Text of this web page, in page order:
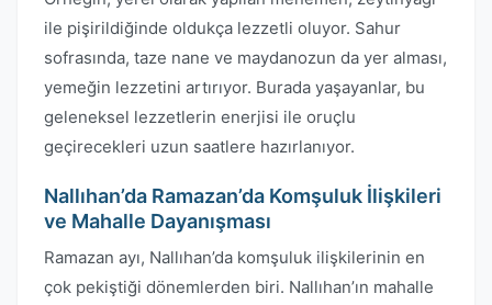
ile pişirildiğinde oldukça lezzetli oluyor. Sahur
sofrasında, taze nane ve maydanozun da yer alması,
yemeğin lezzetini artırıyor. Burada yaşayanlar, bu
geleneksel lezzetlerin enerjisi ile oruçlu
geçirecekleri uzun saatlere hazırlanıyor.
Nallıhan’da Ramazan’da Komşuluk İlişkileri
ve Mahalle Dayanışması
Ramazan ayı, Nallıhan’da komşuluk ilişkilerinin en
çok pekiştiği dönemlerden biri. Nallıhan’ın mahalle